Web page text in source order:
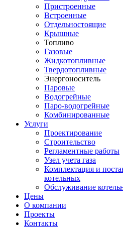
Пристроенные
Встроенные
Отдельностоящие
Крышные
Топливо
Газовые
Жидкотопливные
Твердотопливные
Энергоноситель
Паровые
Водогрейные
Паро-водогрейные
Комбинированные
Услуги
Проектирование
Строительство
Регламентные работы
Узел учета газа
Комплектация и
котельных
Обслуживание
Цены
О компании
Проекты
Контакты